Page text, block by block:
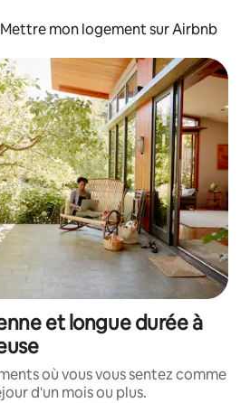
Mettre mon logement sur Airbnb
et longue durée à
où vous vous sentez comme
d'un mois ou plus.